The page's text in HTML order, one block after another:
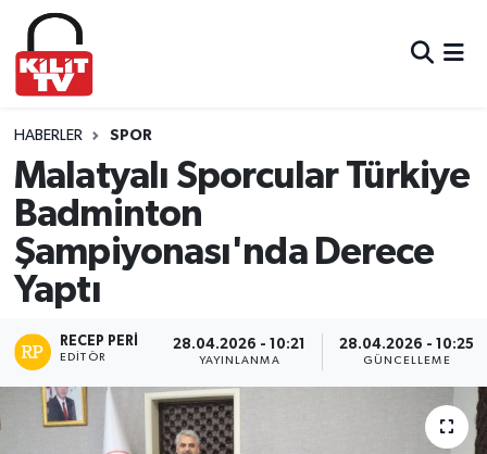
HABERLER SPOR
Malatyalı Sporcular Türkiye
Badminton
Şampiyonası'nda Derece
Yaptı
RECEP PERI
EDITÖR
28.04.2026 - 10:21
YAYINLANMA
28.04.2026 - 10:25
GÜNCELLEME
Hava Durumu
Trafik Durumu
Süper Lig Puan Durumu ve Fikstür
Tüm Manşetler
Son Dakika Haberleri
Haber Arşivi